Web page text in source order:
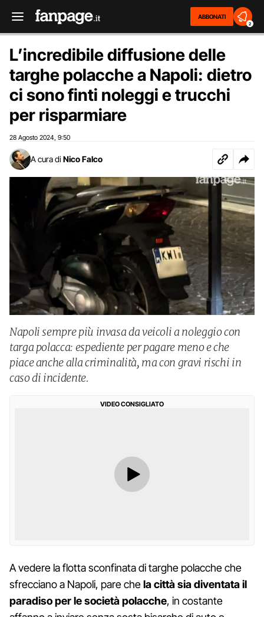
ABBONATI
2
L’incredibile diffusione delle
targhe polacche a Napoli: dietro
ci sono finti noleggi e trucchi
per risparmiare
28 Agosto 2024 9:50
A cura di Nico Falco
Napoli sempre più invasa da veicoli a noleggio con
targa polacca: espediente per pagare meno e che
piace anche alla criminalità, ma con gravi rischi in
caso di incidente.
VIDEO CONSIGLIATO
A vedere la flotta sconfinata di targhe polacche che
sfrecciano a Napoli, pare chela città sia diventata il
paradiso per le società polacche, in costante